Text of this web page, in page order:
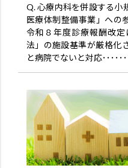
Q. 心療内科を併設する小
医療体制整備事業」への
令和８年度診療報酬改
法」の施設基準が厳格化
と病院でないと対応･････